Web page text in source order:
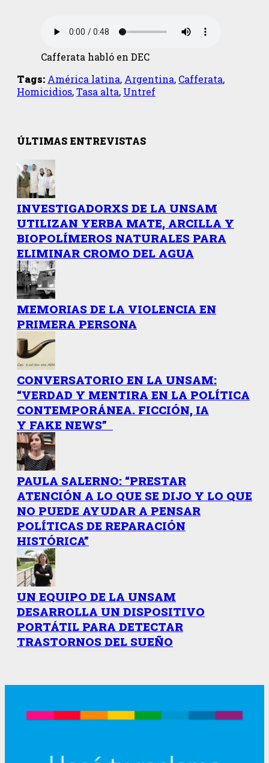
Cafferata habló en DEC
Tags: América latina, Argentina, Cafferata,
Homicidios,Tasa alta, Untref
ÚLTIMAS ENTREVISTAS
INVESTIGADORXS DE LA UNSAM
UTILIZAN YERBA MATE, ARCILLA Y
BIOPOLÍMEROS NATURALES PARA
ELIMINAR CROMO DEL AGUA
MEMORIAS DE LA VIOLENCIA EN
PRIMERA PERSONA
CONVERSATORIO EN LA UNSAM:
“VERDAD Y MENTIRA EN LA POLÍTICA
CONTEMPORÁNEA. FICCIÓN, IA
Y FAKE NEWS”
PAULA SALERNO: “PRESTAR
ATENCIÓN A LO QUE SE DIJO Y LO QUE
NO PUEDE AYUDAR A PENSAR
POLÍTICAS DE REPARACIÓN
HISTÓRICA”
UN EQUIPO DE LA UNSAM
DESARROLLA UN DISPOSITIVO
PORTÁTIL PARA DETECTAR
TRASTORNOS DEL SUEÑO